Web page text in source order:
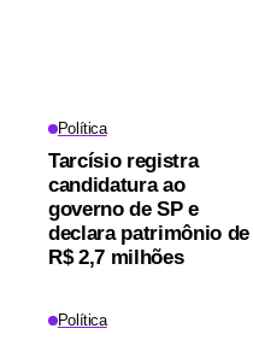
Política
Tarcísio registra
candidatura ao
governo de SP e
declara patrimônio de
R$ 2,7 milhões
Política